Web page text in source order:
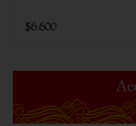
$6.600